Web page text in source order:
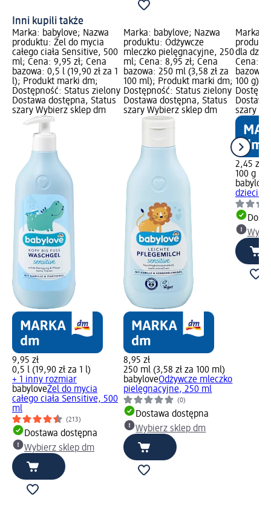
Inni kupili także
Marka: babylove; Nazwa
produktu: Żel do mycia
całego ciała Sensitive, 500
ml; Cena: 9,95 zł; Cena
bazowa: 0,5 l (19,90 zł za 1
l); Produkt marki dm;
Dostępność: Status zielony
Dostawa dostępna, Status
szary Wybierz sklep dm
9,95 zł
0,5 l (19,90 zł za 1 l)
+ 1 inny rozmiar
babyloveŻel do mycia
całego ciała Sensitive, 500
ml
(213)
Dostawa dostępna
Wybierz sklep dm
Marka: babylove; Nazwa
produktu: Odżywcze
mleczko pielęgnacyjne, 250
ml; Cena: 8,95 zł; Cena
bazowa: 250 ml (3,58 zł za
100 ml); Produkt marki dm;
Dostępność: Status zielony
Dostawa dostępna, Status
szary Wybierz sklep dm
8,95 zł
250 ml (3,58 zł za 100 ml)
babyloveOdżywcze mleczko
pielęgnacyjne, 250 ml
(0)
Dostawa dostępna
Wybierz sklep dm
Marka:
dla
Cena:
bazowa:
100 g);
szary
2,45 zł
100 g
babylove
dzieci